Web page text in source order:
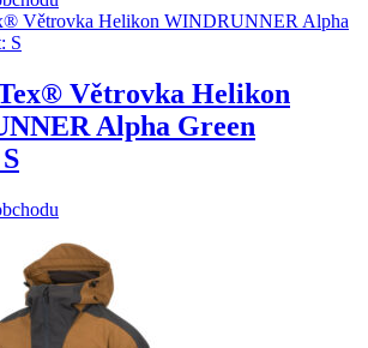
Větrovka Helikon
Alpha Green